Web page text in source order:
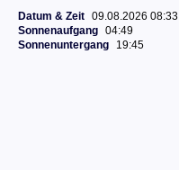
Datum & Zeit 09.08.2026 08:33
Sonnenaufgang 04:49
Sonnenuntergang
19:45